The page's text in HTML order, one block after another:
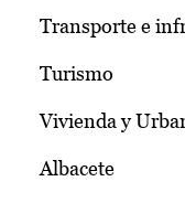
Transporte e
Turismo
Vivienda y
Albacete